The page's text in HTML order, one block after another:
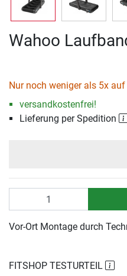
Wahoo
Nur noch weniger als 5x
versandkostenfrei!
Lieferung per Spedition
FITSHOP TESTURTEIL
Vor-Ort Montage durch